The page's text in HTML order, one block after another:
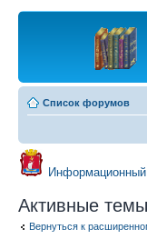
Список форумов
Информационный
Активные темы
Вернуться к